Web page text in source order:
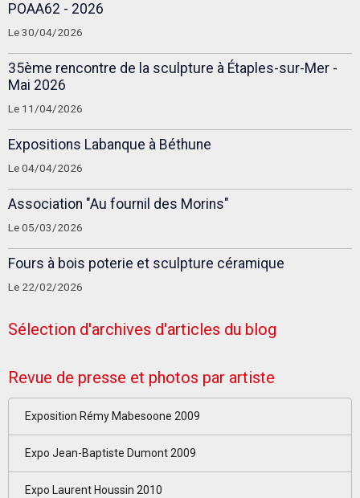
POAA62 - 2026
Le 30/04/2026
35ème rencontre de la sculpture à Étaples-sur-Mer -
Mai 2026
Le 11/04/2026
Expositions Labanque à Béthune
Le 04/04/2026
Association "Au fournil des Morins"
Le 05/03/2026
Fours à bois poterie et sculpture céramique
Le 22/02/2026
Sélection d'archives d'articles du blog
Revue de presse et photos par artiste
Exposition Rémy Mabesoone 2009
Expo Jean-Baptiste Dumont 2009
Expo Laurent Houssin 2010